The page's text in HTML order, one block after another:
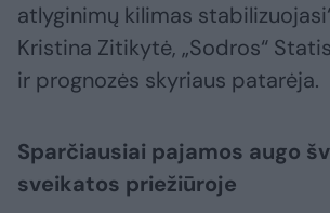
atlyginimų kilimas
Kristina Zitikytė, „Sodros“
ir prognozės skyriaus patarėja.
Sparčiausiai pajamos augo
sveikatos priežiūroje